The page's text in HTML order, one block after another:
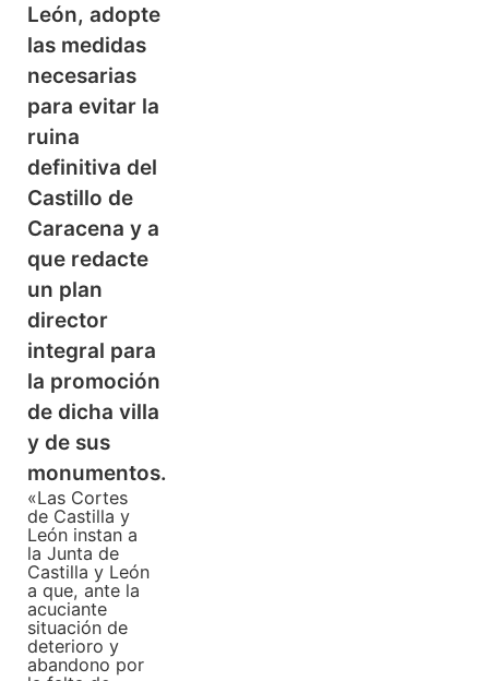
León, adopte
las medidas
necesarias
para evitar la
ruina
definitiva del
Castillo de
Caracena y a
que redacte
un plan
director
integral para
la promoción
de dicha villa
y de sus
monumentos.
«Las Cortes
de Castilla y
León instan a
la Junta de
Castilla y León
a que, ante la
acuciante
situación de
deterioro y
abandono por